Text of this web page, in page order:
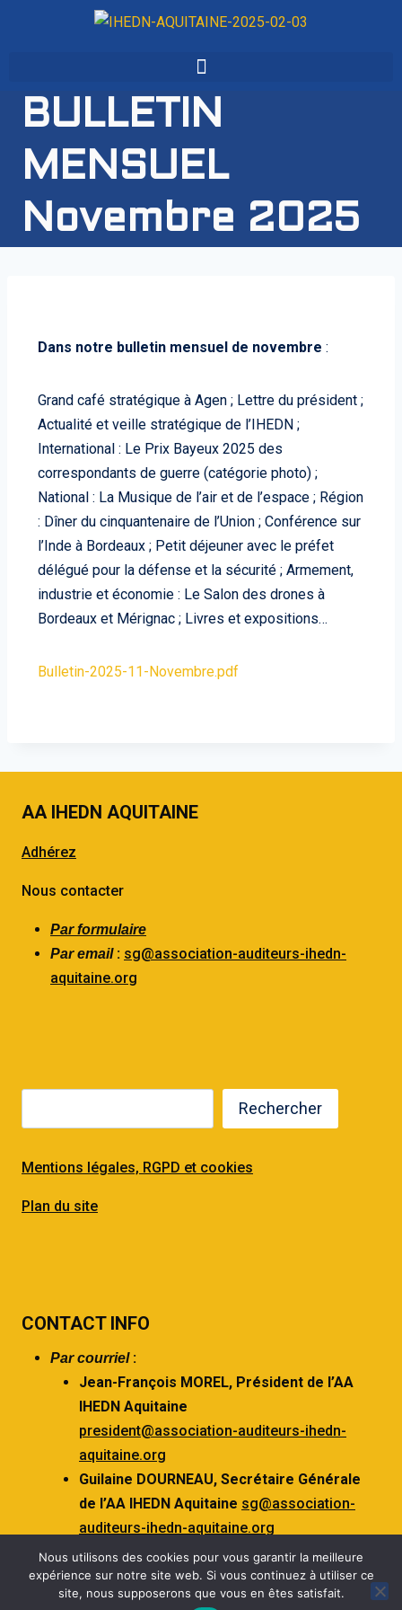
BULLETIN
MENSUEL
Novembre 2025
Dans notre bulletin mensuel de novembre :
Grand café stratégique à Agen ; Lettre du président ;
Actualité et veille stratégique de l’IHEDN ;
International : Le Prix Bayeux 2025 des
correspondants de guerre (catégorie photo) ;
National : La Musique de l’air et de l’espace ; Région
: Dîner du cinquantenaire de l’Union ; Conférence sur
l’Inde à Bordeaux ; Petit déjeuner avec le préfet
délégué pour la défense et la sécurité ; Armement,
industrie et économie : Le Salon des drones à
Bordeaux et Mérignac ; Livres et expositions…
Bulletin-2025-11-Novembre.pdf
AA IHEDN AQUITAINE
Adhérez
Nous contacter
Par formulaire
Par email: sg@association-auditeurs-ihedn-
aquitaine.org
Rechercher
Mentions légales, RGPD et cookies
Plan du site
CONTACT INFO
Par courriel:
Jean-François MOREL, Président de l’AA
IHEDN Aquitaine
president@association-auditeurs-ihedn-
aquitaine.org
Guilaine DOURNEAU, Secrétaire Générale
de l’AA IHEDN Aquitaine sg@association-
auditeurs-ihedn-aquitaine.org
Nous utilisons des cookies pour vous garantir la meilleure
expérience sur notre site web. Si vous continuez à utiliser ce
site, nous supposerons que vous en êtes satisfait.